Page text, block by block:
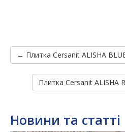
← Плитка Cersanit ALISHA
Плитка Cersanit ALISHA
Новини та статті